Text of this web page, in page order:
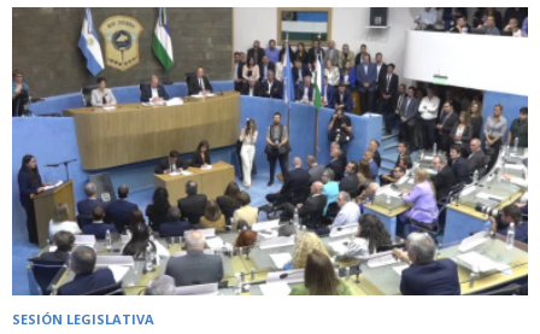
SESIÓN LEGISLATIVA